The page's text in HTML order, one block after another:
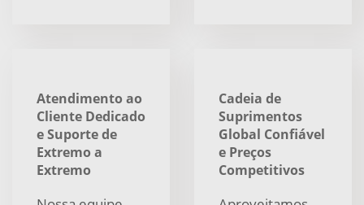
Atendimento ao
Cliente Dedicado
e Suporte de
Extremo a
Extremo
Cadeia de
Suprimentos
Global Confiável
e Preços
Competitivos